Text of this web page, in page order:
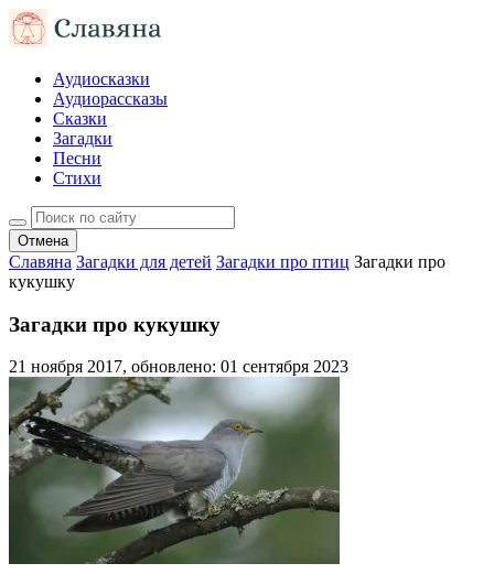
Аудиосказки
Аудиорассказы
Сказки
Загадки
Песни
Стихи
Отмена
Славяна Загадки для детей Загадки про птиц Загадки про
кукушку
Загадки про кукушку
21 ноября 2017, обновлено: 01 сентября 2023